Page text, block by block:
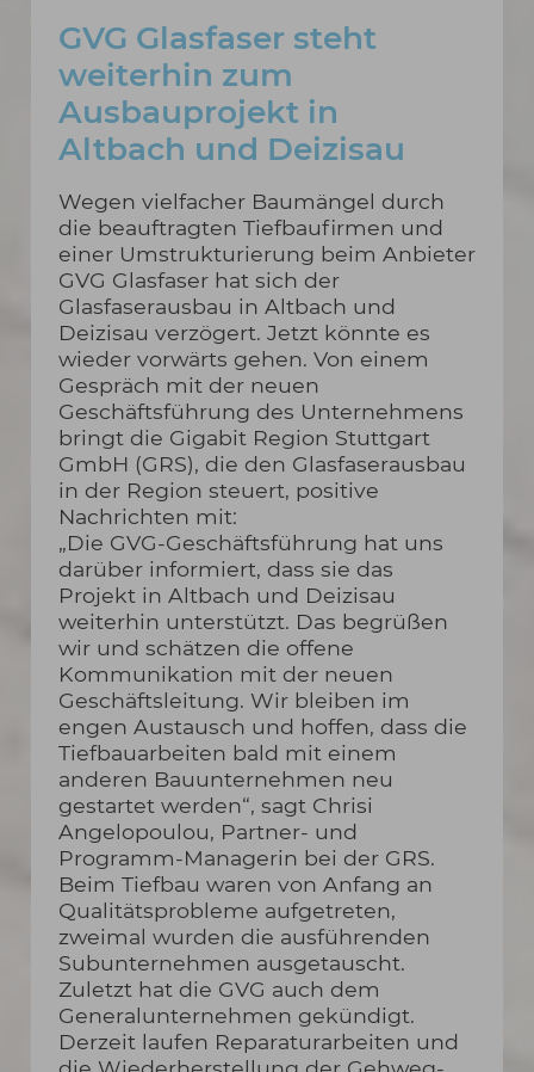
GVG Glasfaser steht
weiterhin zum
Ausbauprojekt in
Altbach und Deizisau
Wegen vielfacher Baumängel durch
die beauftragten Tiefbaufirmen und
einer Umstrukturierung beim Anbieter
GVG Glasfaser hat sich der
Glasfaserausbau in Altbach und
Deizisau verzögert. Jetzt könnte es
wieder vorwärts gehen. Von einem
Gespräch mit der neuen
Geschäftsführung des Unternehmens
bringt die Gigabit Region Stuttgart
GmbH (GRS), die den Glasfaserausbau
in der Region steuert, positive
Nachrichten mit:
„Die GVG-Geschäftsführung hat uns
darüber informiert, dass sie das
Projekt in Altbach und Deizisau
weiterhin unterstützt. Das begrüßen
wir und schätzen die offene
Kommunikation mit der neuen
Geschäftsleitung. Wir bleiben im
engen Austausch und hoffen, dass die
Tiefbauarbeiten bald mit einem
anderen Bauunternehmen neu
gestartet werden“, sagt Chrisi
Angelopoulou, Partner- und
Programm-Managerin bei der GRS.
Beim Tiefbau waren von Anfang an
Qualitätsprobleme aufgetreten,
zweimal wurden die ausführenden
Subunternehmen ausgetauscht.
Zuletzt hat die GVG auch dem
Generalunternehmen gekündigt.
Derzeit laufen Reparaturarbeiten und